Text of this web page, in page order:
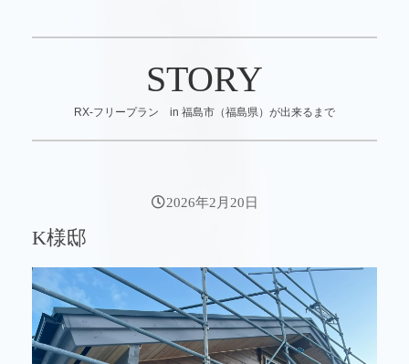
STORY
RX-フリープラン in 福島市（福島県）が出来るまで
2026年2月20日
K様邸